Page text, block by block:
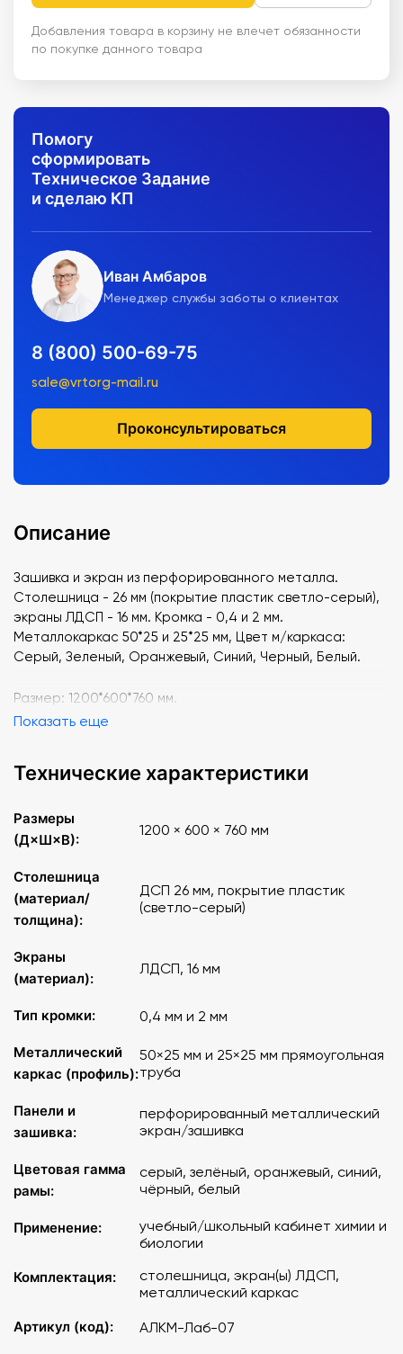
Добавления товара в корзину не влечет обязанности
по покупке данного товара
Помогу
сформировать
Техническое Задание
и сделаю КП
Иван Амбаров
Менеджер службы заботы о клиентах
8 (800) 500-69-75
sale@vrtorg-mail.ru
Проконсультироваться
Описание
Зашивка и экран из перфорированного металла.
Столешница - 26 мм (покрытие пластик светло-серый),
экраны ЛДСП - 16 мм. Кромка - 0,4 и 2 мм.
Металлокаркас 50*25 и 25*25 мм, Цвет м/каркаса:
Серый, Зеленый, Оранжевый, Синий, Черный, Белый.
Размер: 1200*600*760 мм.
Показать еще
Технические характеристики
Размеры
(Д×Ш×В):
1200 × 600 × 760 мм
Столешница
(материал/
толщина):
ДСП 26 мм, покрытие пластик
(светло-серый)
Экраны
(материал):
ЛДСП, 16 мм
Тип кромки: 0,4 мм и 2 мм
Металлический
каркас (профиль):
50×25 мм и 25×25 мм прямоугольная
труба
Панели и
зашивка:
перфорированный металлический
экран/зашивка
Цветовая гамма
рамы:
серый, зелёный, оранжевый, синий,
чёрный, белый
Применение:
учебный/школьный кабинет химии и
биологии
Комплектация:
столешница, экран(ы) ЛДСП,
металлический каркас
Артикул (код):
АЛКМ-Лаб-07